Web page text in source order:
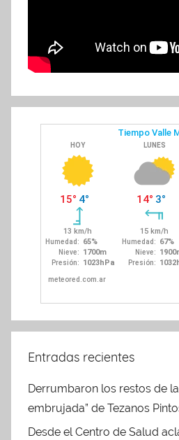
Entradas recientes
Derrumbaron los restos de
embrujada” de Tezanos
Desde el Centro de Salud